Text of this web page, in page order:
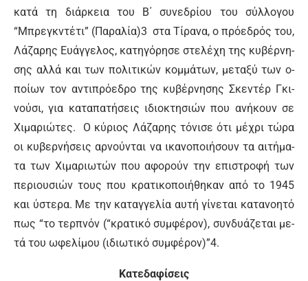
κα­τά τη διάρ­κεια του Β΄ συ­νε­δρί­ου του σύλ­λο­γου
“Μπρε­γκντέ­τι” (Πα­ρα­λί­α)3 στα Τί­ρα­να, ο πρό­ε­δρός του,
Λά­ζα­ρης Ευάγ­γε­λος, κα­τη­γό­ρη­σε στε­λέ­χη της κυ­βέρ­νη­
σης αλ­λά και των πο­λι­τι­κών κομ­μά­των, με­τα­ξύ των ο­
ποί­ων τον α­ντι­πρό­ε­δρο της κυ­βέρ­νη­σης Σκε­ντέρ Γκι­
νού­σι, για κα­τα­πα­τή­σεις ι­διο­κτη­σιών που α­νή­κουν σε
Χι­μα­ριώ­τες. Ο κύ­ριος Λά­ζα­ρης τό­νι­σε ό­τι μέ­χρι τώ­ρα
οι κυ­βερ­νή­σεις αρ­νού­νται να ι­κα­νο­ποι­ή­σουν τα αι­τή­μα­
τα των Χι­μα­ριω­τών που α­φο­ρούν την ε­πι­στρο­φή των
πε­ριου­σιών τους που κρα­τι­κο­ποι­ή­θη­καν α­πό το 1945
και ύ­στε­ρα. Με την κα­ταγ­γε­λί­α αυ­τή γί­νε­ται κα­τα­νο­η­τό
πως “το τερ­πνόν (“κρα­τι­κό συμ­φέ­ρον), συν­δυά­ζε­ται με­
τά του ω­φε­λί­μου (ι­διω­τι­κό συμ­φέ­ρον)”4.
Κα­τε­δα­φί­σεις